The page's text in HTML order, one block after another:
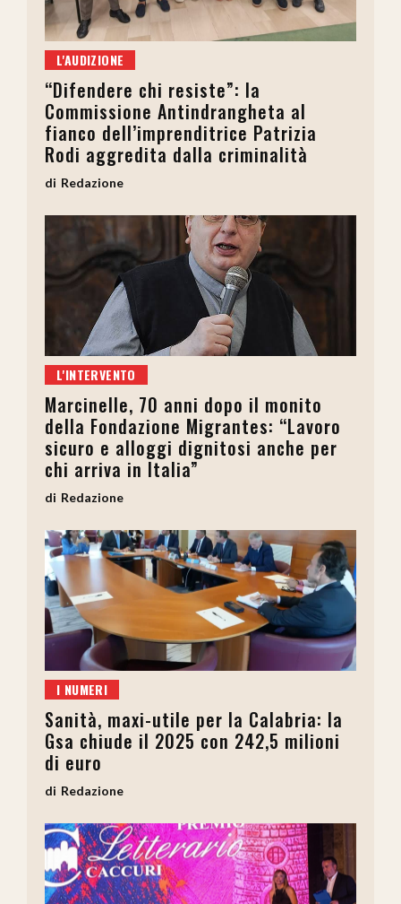
L'AUDIZIONE
“Difendere chi resiste”: la
Commissione Antindrangheta al
fianco dell’imprenditrice Patrizia
Rodi aggredita dalla criminalità
Redazione
L'INTERVENTO
Marcinelle, 70 anni dopo il monito
della Fondazione Migrantes: “Lavoro
sicuro e alloggi dignitosi anche per
chi arriva in Italia”
Redazione
I NUMERI
Sanità, maxi-utile per la Calabria: la
Gsa chiude il 2025 con 242,5 milioni
di euro
Redazione